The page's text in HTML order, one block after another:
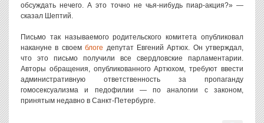
обсуждать нечего. А это точно не чья-нибудь пиар-акция?» —
сказал Шептий.
Письмо так называемого родительского комитета опубликовал
накануне в своемблоге депутат Евгений Артюх. Он утверждал,
что это письмо получили все свердловские парламентарии.
Авторы обращения, опубликованного Артюхом, требуют ввести
административную ответственность за пропаганду
гомосексуализма и педофилии — по аналогии с законом,
принятым недавно в Санкт-Петербурге.